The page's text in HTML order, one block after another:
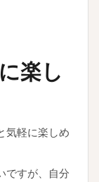
楽し
気軽に楽しめ
ですが、自分